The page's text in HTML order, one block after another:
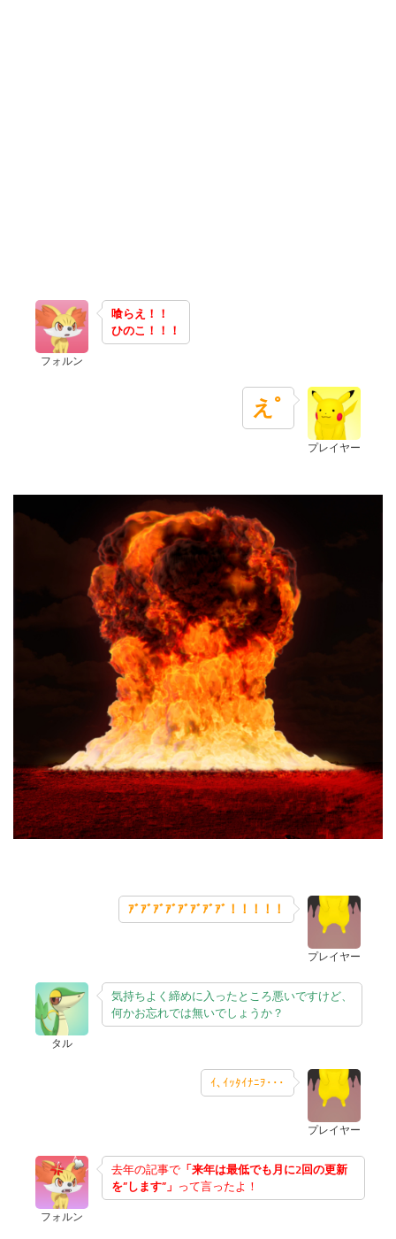
フォルン
喰らえ！！
ひのこ！！！
プレイヤー
えﾟ
プレイヤー
ｱﾞｱﾞｱﾞｱﾞｱﾞｱﾞｱﾞｱﾞ！！！！！
タル
気持ちよく締めに入ったところ悪いですけど、
何かお忘れでは無いでしょうか？
プレイヤー
ｲ､ｲｯﾀｲﾅﾆｦ･･･
フォルン
去年の記事で 「来年は最低でも月に2回の更新
を”します”」 って言ったよ！